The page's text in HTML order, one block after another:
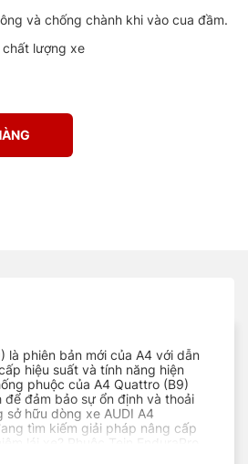
và chống chành khi vào cua đầm.
chất lượng xe
là phiên bản mới của A4 với dẫn
hiệu suất và tính năng hiện
phuộc của A4 Quattro (B9)
đảm bảo sự ổn định và thoải
sở hữu dòng xe AUDI A4
tìm kiếm giải pháp nâng cấp
lái xe? Phuộc Tein EnduraPro